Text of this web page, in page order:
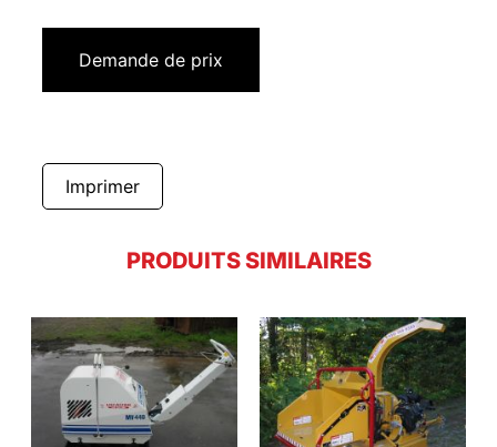
Demande de prix
Imprimer
PRODUITS SIMILAIRES